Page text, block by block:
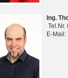
Ing.
E-Mail: